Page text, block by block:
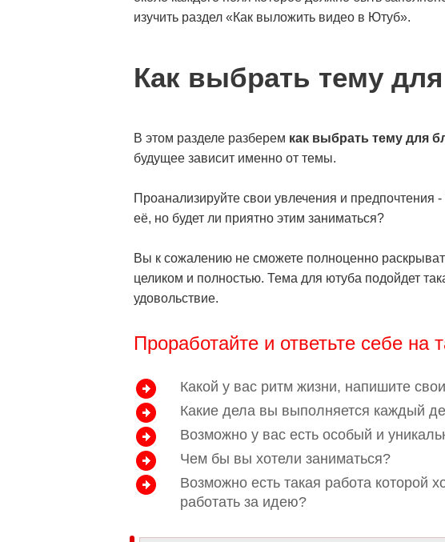
изучить раздел «Как выложить видео в Ютуб».
Как выбрать тему
В этом разделе разберем как выбрать тему для
будущее зависит именно от темы.
Проанализируйте свои увлечения и предпочтения
её, но будет ли приятно этим заниматься?
Вы к сожалению не сможете полноценно
целиком и полностью. Тема для ютуба подойдет
удовольствие.
Проработайте и ответьте себе на
Какой у вас ритм жизни, напишите
Какие дела вы выполняется каждый
Возможно у вас есть особый и
Чем бы вы хотели заниматься?
Возможно есть такая работа которой
работать за идею?